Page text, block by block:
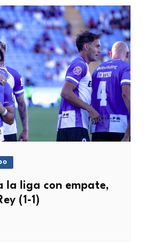
la liga con empate,
(1-1)